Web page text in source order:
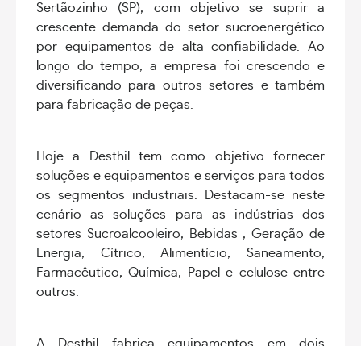
Sertãozinho (SP), com objetivo se suprir a
crescente demanda do setor sucroenergético
por equipamentos de alta confiabilidade. Ao
longo do tempo, a empresa foi crescendo e
diversificando para outros setores e também
para fabricação de peças.
Hoje a Desthil tem como objetivo fornecer
soluções e equipamentos e serviços para todos
os segmentos industriais. Destacam-se neste
cenário as soluções para as indústrias dos
setores Sucroalcooleiro, Bebidas , Geração de
Energia, Cítrico, Alimentício, Saneamento,
Farmacêutico, Química, Papel e celulose entre
outros.
A Desthil fabrica equipamentos em dois